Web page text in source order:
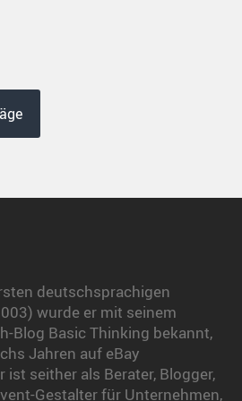
deutschsprachigen
wurde er mit seinem
Blog Basic Thinking bekannt,
Jahren auf eBay
ist seither als Berater, Blogger,
Gestalter für Unternehmen,